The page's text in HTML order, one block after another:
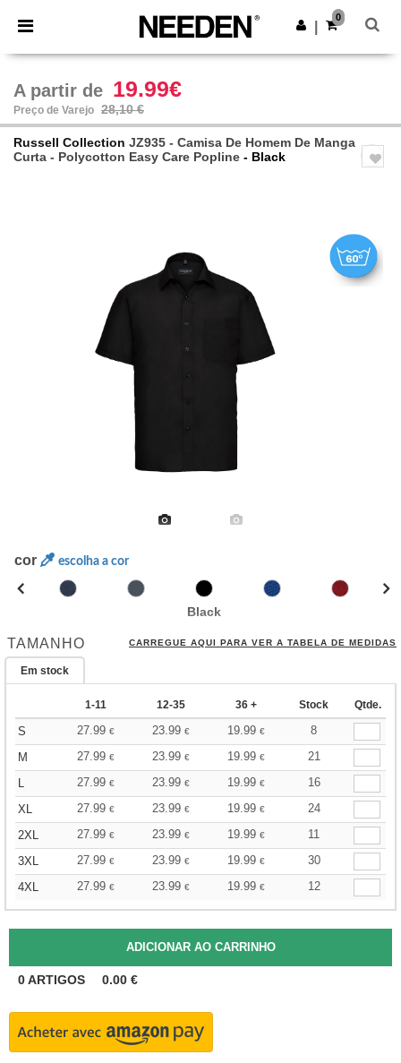
× App Needen
Melhores preços na app!
Obter app
0
A partir de 19.99€
Preço de Varejo 28,10 €
Russell Collection JZ935 - Camisa De Homem De Manga
Curta - Polycotton Easy Care Popline - Black
cor escolha a cor
Black
TAMANHO CARREGUE AQUI PARA VER A TABELA DE MEDIDAS
Em stock
1-11 12-35 36 + Stock Qtde.
S 27.99 € 23.99 € 19.99 €
8
M
27.99 € 23.99 € 19.99 €
21
L
27.99 € 23.99 € 19.99 €
16
XL
27.99 € 23.99 € 19.99 €
24
2XL
27.99 € 23.99 € 19.99 €
11
3XL
27.99 € 23.99 € 19.99 €
30
4XL
27.99 € 23.99 € 19.99 € 12
0ARTIGOS 0.00 €